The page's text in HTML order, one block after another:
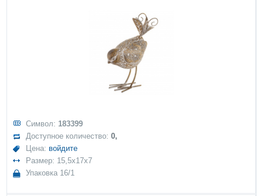
Символ: 183399
Доступное количество:0,
Цена: войдите
Размер: 15,5x17x7
Упаковка 16/1